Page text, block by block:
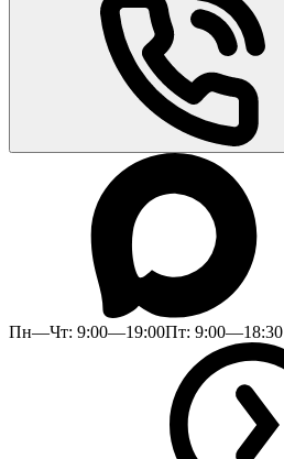
Пн—Чт: 9:00—19:00Пт: 9:00—18:30